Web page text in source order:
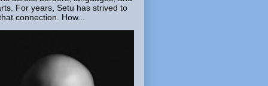
For years, Setu has strived to
connection. How...